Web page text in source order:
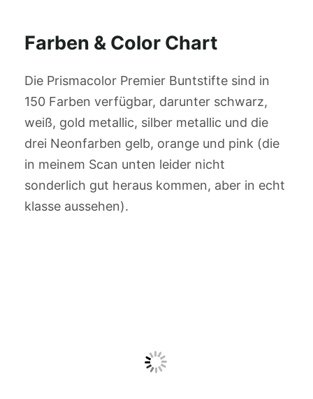
Farben & Color Chart
Die Prismacolor Premier Buntstifte sind in
150 Farben verfügbar, darunter schwarz,
weiß, gold metallic, silber metallic und die
drei Neonfarben gelb, orange und pink (die
in meinem Scan unten leider nicht
sonderlich gut heraus kommen, aber in echt
klasse aussehen).